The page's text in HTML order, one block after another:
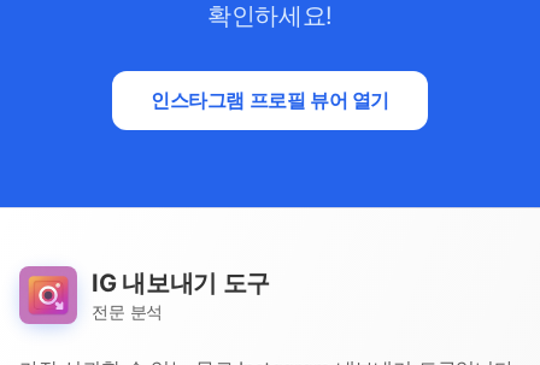
확인하세요!
인스타그램 프로필 뷰어 열기
IG 내보내기 도구
전문 분석